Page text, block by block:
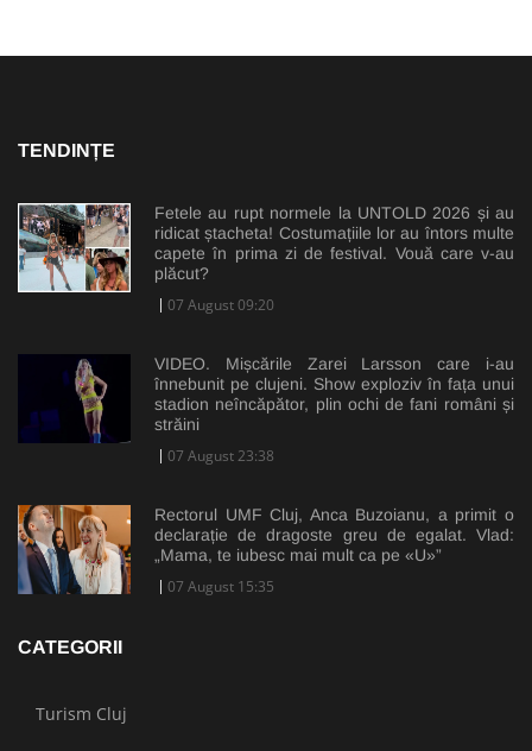
TENDINȚE
Fetele au rupt normele la UNTOLD 2026 și au
ridicat ștacheta! Costumațiile lor au întors multe
capete în prima zi de festival. Vouă care v-au
plăcut?
07 August 09:20
VIDEO. Mișcările Zarei Larsson care i-au
înnebunit pe clujeni. Show exploziv în fața unui
stadion neîncăpător, plin ochi de fani români și
străini
07 August 23:38
Rectorul UMF Cluj, Anca Buzoianu, a primit o
declarație de dragoste greu de egalat. Vlad:
„Mama, te iubesc mai mult ca pe «U»”
07 August 15:35
CATEGORII
Turism Cluj